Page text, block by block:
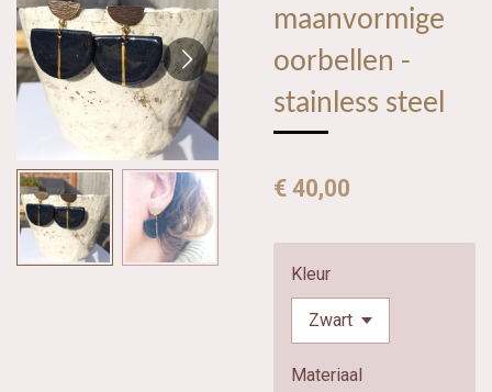
maanvormige
oorbellen -
stainless steel
€ 40,00
Kleur
Materiaal